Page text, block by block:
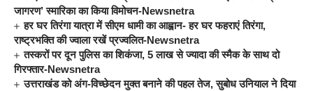
जागरण’ स्मारिका का किया विमोचन-Newsnetra
हर घर तिरंगा यात्रा में सीएम धामी का आह्वान- हर घर फहराएं तिरंगा,
राष्ट्रभक्ति की ज्वाला रखें प्रज्वलित-Newsnetra
तस्करों पर दून पुलिस का शिकंजा, 5 लाख से ज्यादा की स्मैक के साथ दो
गिरफ्तार-Newsnetra
उत्तराखंड को अंग-विच्छेदन मुक्त बनाने की पहल तेज, सुबोध उनियाल ने दिया